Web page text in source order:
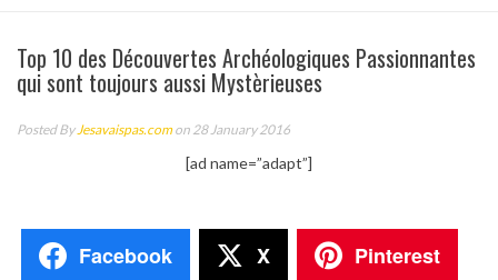
Top 10 des Découvertes Archéologiques Passionnantes
qui sont toujours aussi Mystèrieuses
Posted ByJesavaispas.comon 28 January 2016
[ad name=”adapt”]
Facebook X Pinterest